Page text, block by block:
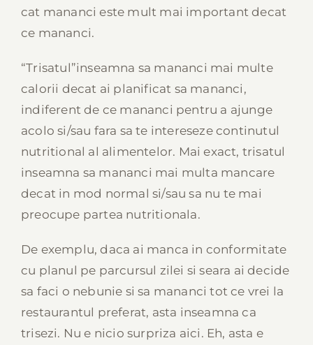
cat mananci este mult mai important decat
ce mananci.
“Trisatul”inseamna sa mananci mai multe
calorii decat ai planificat sa mananci,
indiferent de ce mananci pentru a ajunge
acolo si/sau fara sa te intereseze continutul
nutritional al alimentelor. Mai exact, trisatul
inseamna sa mananci mai multa mancare
decat in mod normal si/sau sa nu te mai
preocupe partea nutritionala.
De exemplu, daca ai manca in conformitate
cu planul pe parcursul zilei si seara ai decide
sa faci o nebunie si sa mananci tot ce vrei la
restaurantul preferat, asta inseamna ca
trisezi. Nu e nicio surpriza aici. Eh, asta e